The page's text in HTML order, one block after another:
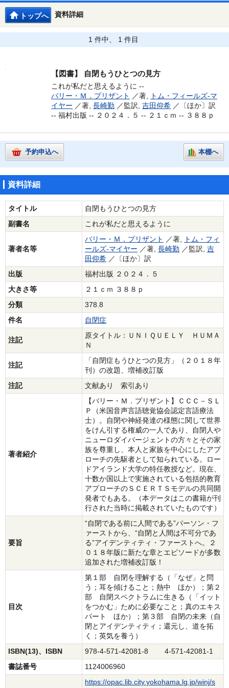
資料詳細
トップへ
1 件中、 1 件目
【図書】 自閉もうひとつの見方
これが私だと思えるように --
バリー・Ｍ．プリザント ／著,
トム・フィールズ‐マ
イヤー ／著, 長崎勤 ／監訳, 吉田仰希 ／〔ほか〕訳
-- 福村出版 -- ２０２４．５ -- ２１ｃｍ -- ３８８ｐ
予約申込へ 本棚へ
資料詳細
タイトル
自閉もうひとつの見方
副書名
これが私だと思えるように
著者名等
バリー・Ｍ．プリザント ／著,
トム・フィ
ールズ‐マイヤー ／著, 長崎勤 ／監訳, 吉
田仰希 ／〔ほか〕訳
出版
福村出版 ２０２４．５
大きさ等
２１ｃｍ ３８８ｐ
分類
378.8
件名
自閉症
注記
原タイトル：ＵＮＩＱＵＥＬＹ ＨＵＭＡ
Ｎ
注記
「自閉症もうひとつの見方」（２０１８年
刊）の改題、増補改訂版
注記
文献あり 索引あり
著者紹介
【バリー・Ｍ．プリザント】ＣＣＣ－ＳＬ
Ｐ（米国音声言語聴覚協会認定言語療法
士）。自閉や神経発達の様態に関して世界
をけん引する権威の一人であり、自閉人や
ニューロダイバージェントの方々とその家
族を尊重し、本人と家族を中心にしたアプ
ローチの先駆者として知られている。ロー
ドアイランド大学の特任教授など。現在、
十数か国以上で実施されている包括的教育
アプローチのＳＣＥＲＴＳモデルの共同開
発者でもある。（本データはこの書籍が刊
行された当時に掲載されていたものです）
要旨
“自閉である前に人間である”パーソン・フ
ァーストから、“自閉と人間は不可分であ
る”アイデンティティ・ファーストへ。２
０１８年版に新たな章とエピソードが多数
追加された増補改訂版！
目次
第１部 自閉を理解する（「なぜ」と問
う；耳を傾けること；熱中 ほか）；第２
部 自閉スペクトラムに生きる（「イット
をつかむ」ために必要なこと；真のエキス
パート ほか）；第３部 自閉の未来（自
閉とアイデンティティ；還元し、道を拓
く；英気を養う）
ISBN(13)、ISBN
978-4-571-42081-8 4-571-42081-1
書誌番号
1124006960
https://opac.lib.city.yokohama.lg.jp/winj/s